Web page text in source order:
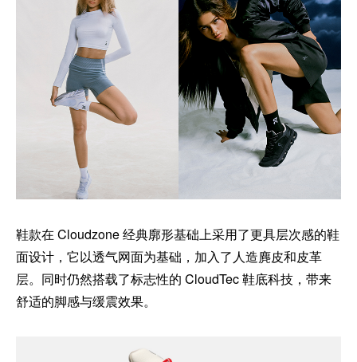
鞋款在 Cloudzone 经典廓形基础上采用了更具层次感的鞋
面设计，它以透气网面为基础，加入了人造麂皮和皮革
层。同时仍然搭载了标志性的 CloudTec 鞋底科技，带来
舒适的脚感与缓震效果。